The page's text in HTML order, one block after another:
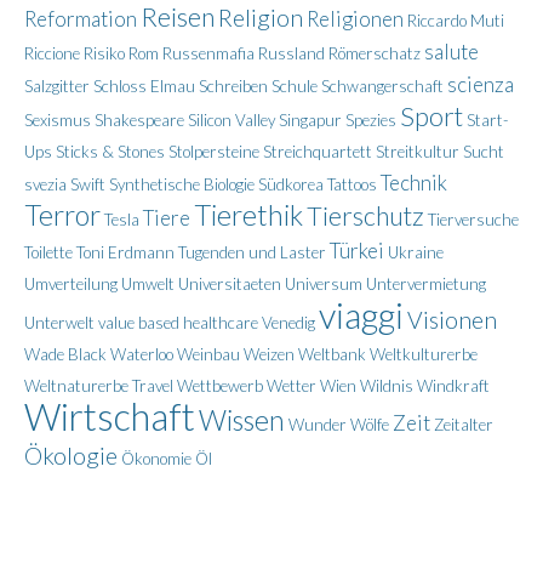
Reformation Reisen Religion Religionen Riccardo Muti
Riccione Risiko Rom Russenmafia Russland Römerschatz salute
Salzgitter Schloss Elmau Schreiben Schule Schwangerschaft scienza
Sexismus Shakespeare Silicon Valley Singapur Spezies Sport Start-
Ups Sticks & Stones Stolpersteine Streichquartett Streitkultur Sucht
svezia Swift Synthetische Biologie Südkorea Tattoos Technik
TerrorTesla TiereTierethikTierschutz Tierversuche
ToiletteToni Erdmann Tugenden und Laster Türkei Ukraine
Umverteilung Umwelt Universitaeten Universum Untervermietung
Unterwelt value based healthcareVenedigviaggi Visionen
Wade Black WaterlooWeinbau Weizen Weltbank Weltkulturerbe
Weltnaturerbe Travel WettbewerbWetter Wien Wildnis Windkraft
WirtschaftWissen Wunder Wölfe Zeit Zeitalter
Ökologie Ökonomie Öl